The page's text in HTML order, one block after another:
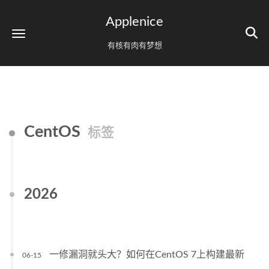
Applenice
有核有肉有梦想
CentOS 标签
2026
06-15 一修漏洞就头大？如何在CentOS 7上构建最新